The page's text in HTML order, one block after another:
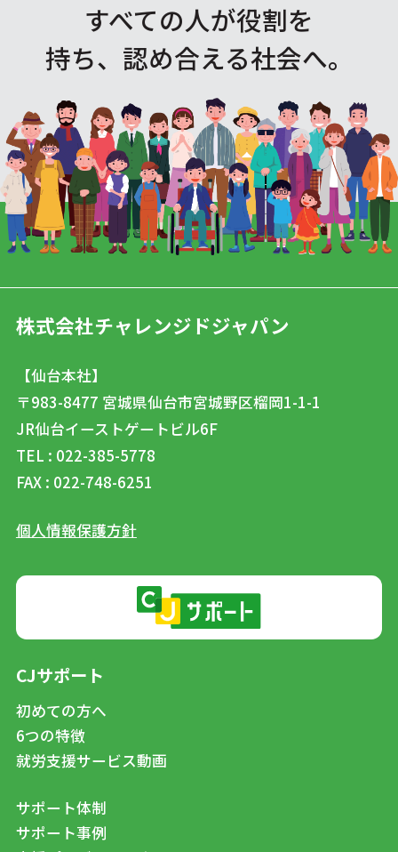
すべての人が役割を
持ち、認め合える社会へ。
株式会社チャレンジドジャパン
【仙台本社】
〒983-8477 宮城県仙台市宮城野区榴岡1-1-1
JR仙台イーストゲートビル6F
TEL : 022-385-5778
FAX : 022-748-6251
個人情報保護方針
CJサポート
初めての方へ
6つの特徴
就労支援サービス動画
サポート体制
サポート事例